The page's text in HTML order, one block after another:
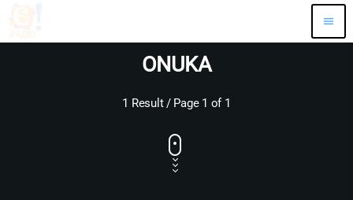
menu
ONUKA
1 Result / Page 1 of 1